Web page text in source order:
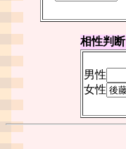
相性判断
男性
女性